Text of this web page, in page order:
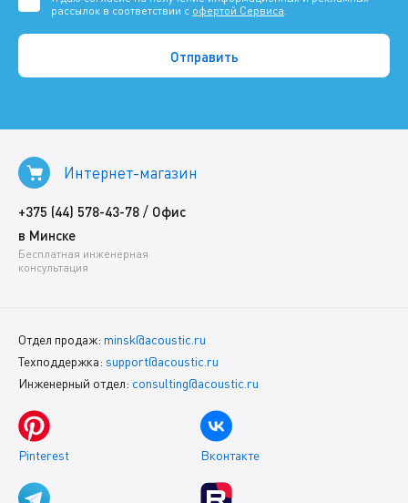
рассылок в соответствии с офертой Сервиса
Интернет-магазин
+375 (44) 578-43-78 / Офис
в Минске
Бесплатная инженерная
консультация
Отдел продаж: minsk@acoustic.ru
Техподдержка: support@acoustic.ru
Инженерный отдел: consulting@acoustic.ru
Pinterest Вконтакте